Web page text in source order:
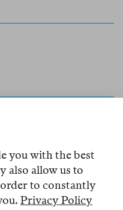
Suche
längst im Kanon.
zu entdecken. Die
das Exposé eines
you with the best
also allow us to
to constantly
Privacy Policy